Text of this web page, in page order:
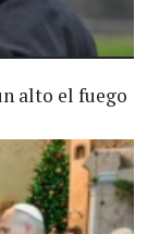
alto el fuego